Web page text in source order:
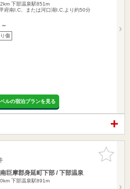
下部温泉駅851m
府南I.C、または河口湖I.C.より約50分
傷
ルの宿泊プランを見る
お気に入
りに追加
巨摩郡身延町下部 / 下部温泉
下部温泉駅891m